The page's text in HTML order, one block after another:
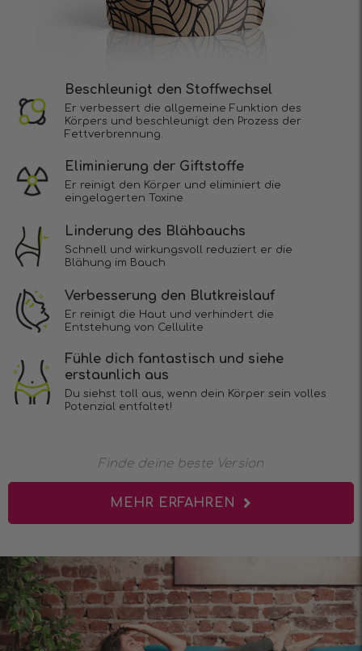
Beschleunigt den Stoffwechsel
Er verbessert die allgemeine Funktion des
Körpers und beschleunigt den Prozess der
Fettverbrennung.
Eliminierung der Giftstoffe
Er reinigt den Körper und eliminiert die
eingelagerten Toxine
Linderung des Blähbauchs
Schnell und wirkungsvoll reduziert er die
Blähung im Bauch
Verbesserung den Blutkreislauf
Er reinigt die Haut und verhindert die
Entstehung von Cellulite
Fühle dich fantastisch und siehe
erstaunlich aus
Du siehst toll aus, wenn dein Körper sein volles
Potenzial entfaltet!
Finde deine beste Version
MEHR ERFAHREN